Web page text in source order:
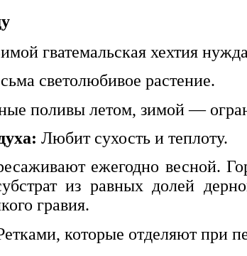
гватемальская хехтия
светолюбивое растение.
поливы летом, зимой —
Любит сухость и теплоту.
ежегодно весной.
из равных долей
гравия.
которые отделяют при